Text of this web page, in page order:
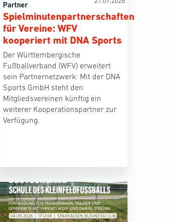
Partner
Spielminutenpartnerschaften
für Vereine: WFV
kooperiert mit DNA Sports
Der Württembergische
Fußballverband (WFV) erweitert
sein Partnernetzwerk: Mit der DNA
Sports GmbH steht den
Mitgliedsvereinen künftig ein
weiterer Kooperationspartner zur
Verfügung.